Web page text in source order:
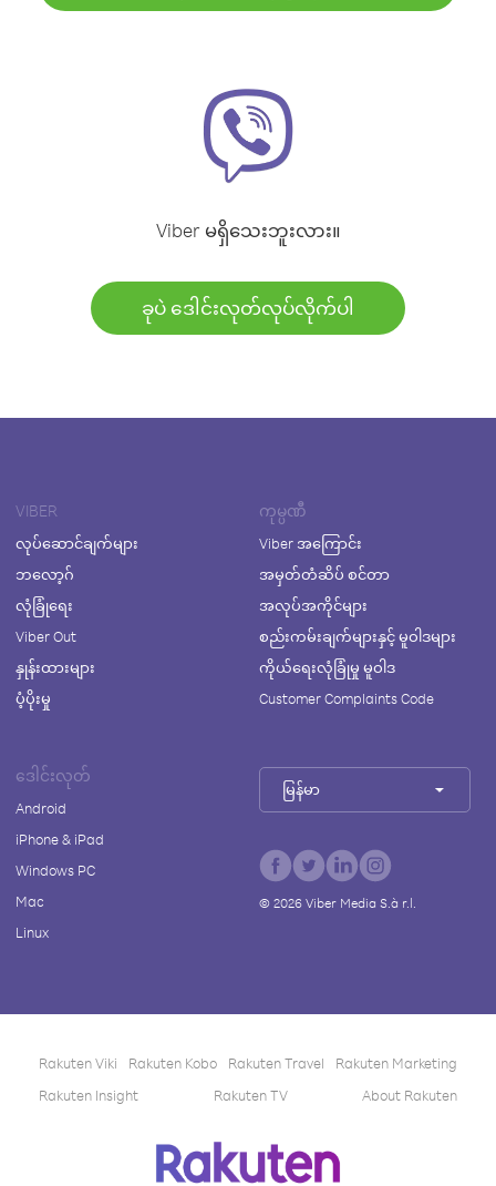
Viber မရှိသေးဘူးလား။
ခုပဲ ဒေါင်းလုတ်လုပ်လိုက်ပါ
VIBER
လုပ်ဆောင်ချက်များ
ဘလော့ဂ်
လုံခြုံရေး
Viber Out
နှုန်းထားများ
ပံ့ပိုးမှု
ကုမ္ပဏီ
Viber အကြောင်း
အမှတ်တံဆိပ် စင်တာ
အလုပ်အကိုင်များ
စည်းကမ်းချက်များနှင့် မူဝါဒများ
ကိုယ်ရေးလုံခြုံမှု မူဝါဒ
Customer Complaints Code
ဒေါင်းလုတ်
Android
iPhone & iPad
Windows PC
Mac
Linux
မြန်မာ
© 2026Viber Media S.à r.l.
Rakuten Viki Rakuten Kobo Rakuten Travel
Rakuten Marketing
Rakuten Insight
Rakuten TV About Rakuten